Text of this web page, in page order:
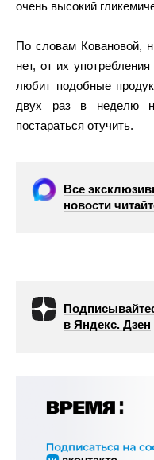
очень высокий
По словам Ковановой,
нет, от их
любит подобные
двух раз в неделю
постараться отучить.
Все
новости
в Яндекс. Дзен